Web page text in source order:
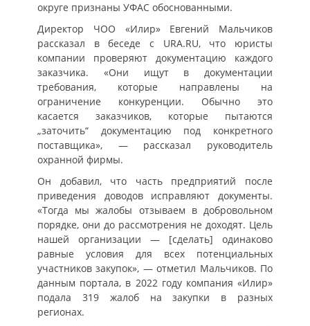
округе признаны УФАС обоснованными.
Директор ЧОО «Илир» Евгений Мальчиков
рассказал в беседе с URA.RU, что юристы
компании проверяют документацию каждого
заказчика. «Они ищут в документации
требования, которые направлены на
ограничение конкуренции. Обычно это
касается заказчиков, которые пытаются
„заточить“ документацию под конкретного
поставщика», — рассказал руководитель
охранной фирмы.
Он добавил, что часть предприятий после
приведения доводов исправляют документы.
«Тогда мы жалобы отзываем в добровольном
порядке, они до рассмотрения не доходят. Цель
нашей организации — [сделать] одинаково
равные условия для всех потенциальных
участников закупок», — отметил Мальчиков. По
данным портала, в 2022 году компания «Илир»
подала 319 жалоб на закупки в разных
регионах.